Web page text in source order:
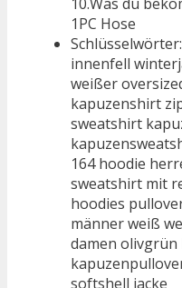
1PC Hose
innenfell
weißer
kapuzenshirt
sweatshirt
164 hoodie
sweatshirt mit
hoodies
männer weiß
damen
softshell jacke